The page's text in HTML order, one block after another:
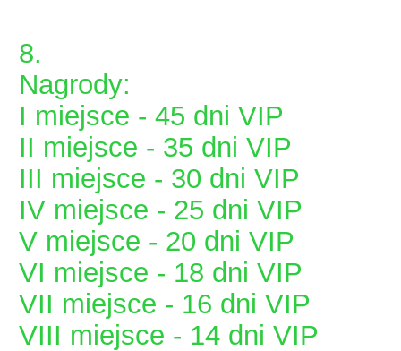
8.
Nagrody:
I miejsce - 45 dni VIP
II miejsce - 35 dni VIP
III miejsce - 30 dni VIP
IV miejsce - 25 dni VIP
V miejsce - 20 dni VIP
VI miejsce - 18 dni VIP
VII miejsce - 16 dni VIP
VIII miejsce - 14 dni VIP